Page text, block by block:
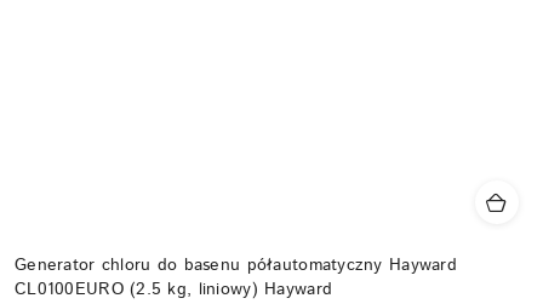
Generator chloru do basenu półautomatyczny Hayward
CL0100EURO (2.5 kg, liniowy) Hayward